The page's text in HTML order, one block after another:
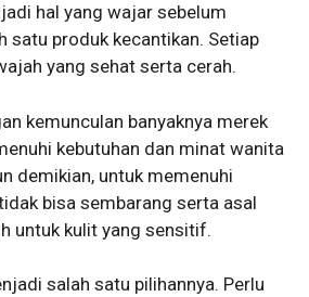
hal yang wajar sebelum
satu produk kecantikan. Setiap
yang sehat serta cerah.
kemunculan banyaknya merek
kebutuhan dan minat wanita
demikian, untuk memenuhi
bisa sembarang serta asal
untuk kulit yang sensitif.
salah satu pilihannya. Perlu